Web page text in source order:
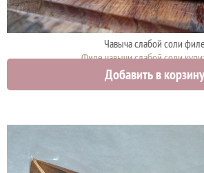
Чавыча слабой соли филе
Филе чавычи слабой соли
1950 руб.
Добавить в корзину